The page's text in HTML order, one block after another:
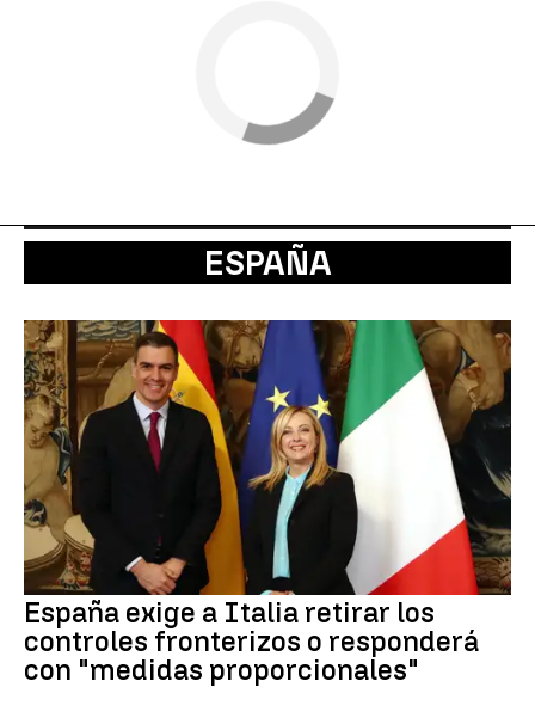
ESPAÑA
España exige a Italia retirar los
controles fronterizos o responderá
con "medidas proporcionales"